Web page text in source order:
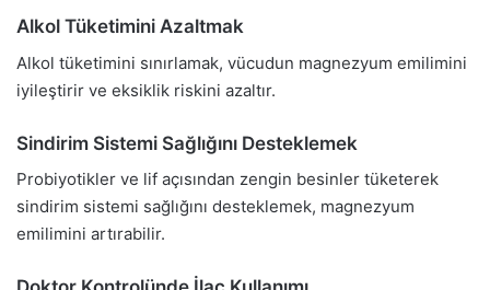
Alkol Tüketimini Azaltmak
Alkol tüketimini sınırlamak, vücudun magnezyum emilimini
iyileştirir ve eksiklik riskini azaltır.
Sindirim Sistemi Sağlığını Desteklemek
Probiyotikler ve lif açısından zengin besinler tüketerek
sindirim sistemi sağlığını desteklemek, magnezyum
emilimini artırabilir.